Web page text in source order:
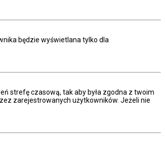
będzie wyświetlana tylko dla
strefę czasową, tak aby była zgodna z twoim
zarejestrowanych użytkowników. Jeżeli nie